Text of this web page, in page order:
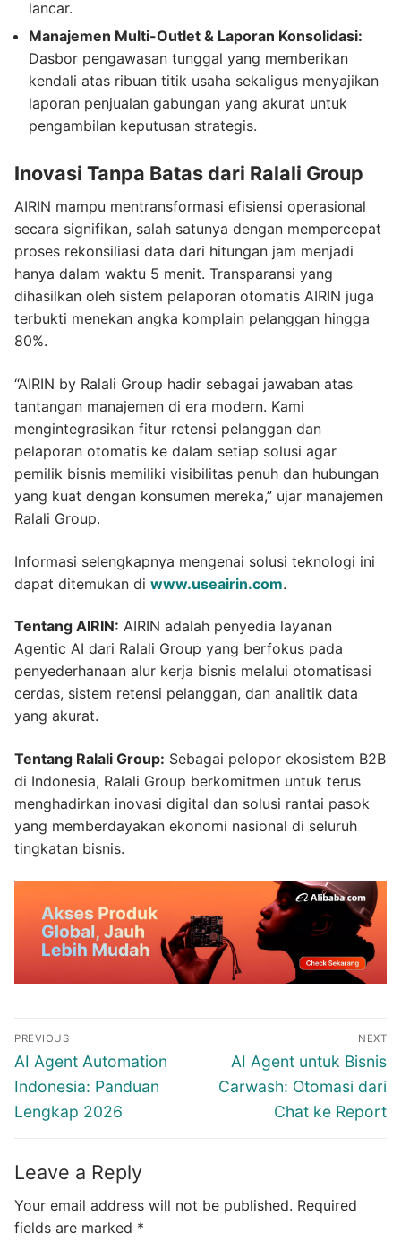
lancar.
Manajemen Multi-Outlet & Laporan Konsolidasi:
Dasbor pengawasan tunggal yang memberikan
kendali atas ribuan titik usaha sekaligus menyajikan
laporan penjualan gabungan yang akurat untuk
pengambilan keputusan strategis.
Inovasi Tanpa Batas dari Ralali Group
AIRIN mampu mentransformasi efisiensi operasional
secara signifikan, salah satunya dengan mempercepat
proses rekonsiliasi data dari hitungan jam menjadi
hanya dalam waktu 5 menit. Transparansi yang
dihasilkan oleh sistem pelaporan otomatis AIRIN juga
terbukti menekan angka komplain pelanggan hingga
80%.
“AIRIN by Ralali Group hadir sebagai jawaban atas
tantangan manajemen di era modern. Kami
mengintegrasikan fitur retensi pelanggan dan
pelaporan otomatis ke dalam setiap solusi agar
pemilik bisnis memiliki visibilitas penuh dan hubungan
yang kuat dengan konsumen mereka,” ujar manajemen
Ralali Group.
Informasi selengkapnya mengenai solusi teknologi ini
dapat ditemukan di www.useairin.com.
Tentang AIRIN: AIRIN adalah penyedia layanan
Agentic AI dari Ralali Group yang berfokus pada
penyederhanaan alur kerja bisnis melalui otomatisasi
cerdas, sistem retensi pelanggan, dan analitik data
yang akurat.
Tentang Ralali Group: Sebagai pelopor ekosistem B2B
di Indonesia, Ralali Group berkomitmen untuk terus
menghadirkan inovasi digital dan solusi rantai pasok
yang memberdayakan ekonomi nasional di seluruh
tingkatan bisnis.
Post
navigation
PREVIOUS
Previous
post:
AI Agent Automation
Indonesia: Panduan
Lengkap 2026
NEXT
Next
post:
AI Agent untuk Bisnis
Carwash: Otomasi dari
Chat ke Report
Leave a Reply
Your email address will not be published. Required
fields are marked *